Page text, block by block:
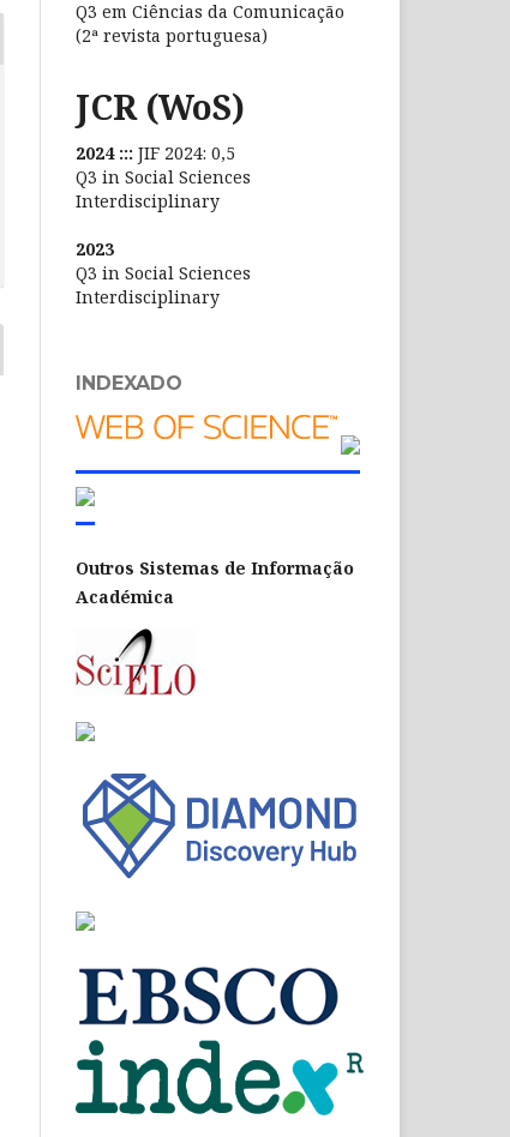
Q3 em Ciências da Comunicação
(2ª revista portuguesa)
JCR (WoS)
2024 ::: JIF 2024: 0,5
Q3 in Social Sciences
Interdisciplinary
2023
Q3 in Social Sciences
Interdisciplinary
INDEXADO
Outros Sistemas de Informação
Académica